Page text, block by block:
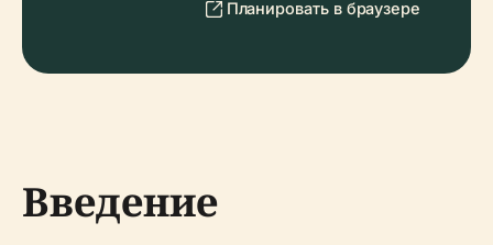
Планировать в браузере
Введение